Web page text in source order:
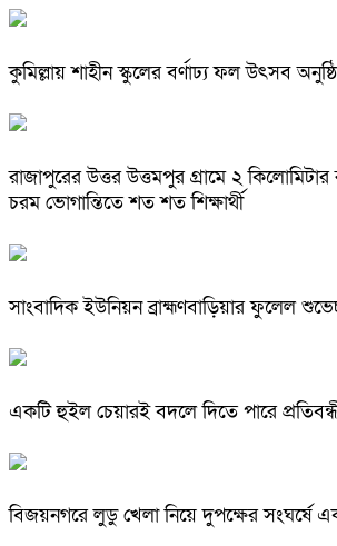
কুমিল্লায় শাহীন স্কুলের বর্ণাঢ্য ফল উৎসব
রাজাপুরের উত্তর উত্তমপুর গ্রামে ২ কিলোমিটার
চরম ভোগান্তিতে শত শত শিক্ষার্থী
সাংবাদিক ইউনিয়ন ব্রাহ্মণবাড়িয়ার ফুলেল
একটি হুইল চেয়ারই বদলে দিতে পারে
বিজয়নগরে লুডু খেলা নিয়ে দুপক্ষের সংঘর্ষে